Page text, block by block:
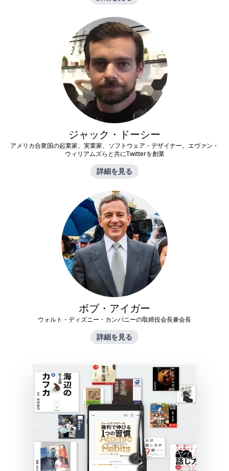
ジャック・ドーシー
アメリカ合衆国の起業家、実業家、ソフトウェア・デザイナー。エヴァン・
ウィリアムズらと共にTwitterを創業
詳細を見る
ボブ・アイガー
ウォルト・ディズニー・カンパニーの取締役会長兼会長
詳細を見る